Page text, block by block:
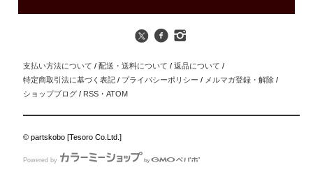
支払い方法について / 配送・送料について / 返品について /
特定商取引法に基づく表記 / プライバシーポリシー / メルマガ登録・解除 /
ショップブログ / RSS ・ATOM
© partskobo [Tesoro Co.Ltd.]
Powered by